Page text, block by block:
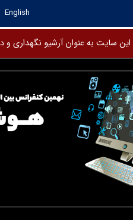
English